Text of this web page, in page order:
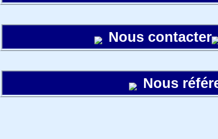
Nous contacter
Nous